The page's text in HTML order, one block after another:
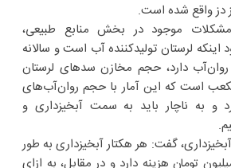
دز واقع شده است.
موجود در بخش منابع طبیعی،
اینکه لرستان تولیدکننده آب است و سالانه
روان‌آب دارد، حجم مخازن سدهای لرستان
متر مکعب است که این آمار با حجم روان‌آب‌های
و به ناچار باید به سمت آبخیزداری و
گفت: هر هکتار آبخیزداری به طور
بین ۸ تا ۱۰ میلیون تومان هزینه دارد و در مقابل، به ازای